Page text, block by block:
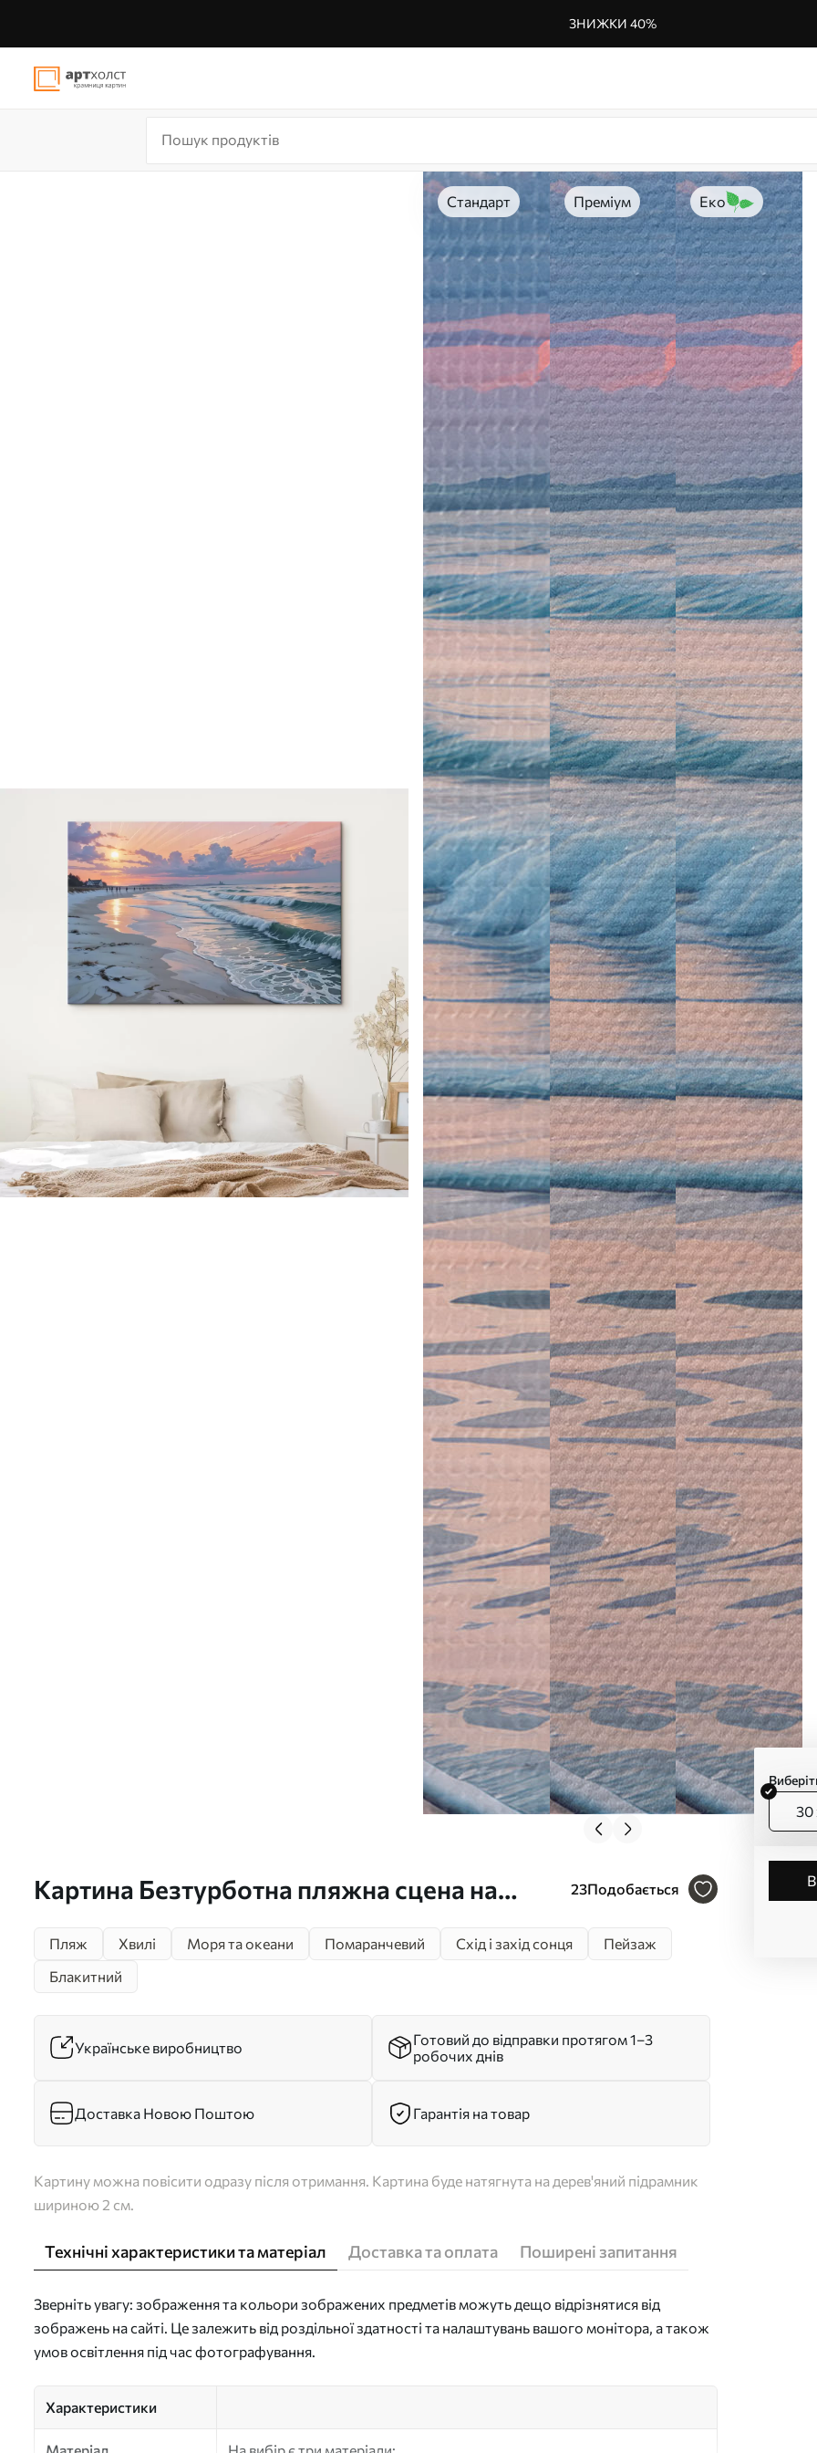
ЗНИЖКИ 40%
Стандарт Преміум Еко
Картина Безтурботна пляжна сцена на
набігають на піщаний берег Арт. s40606
23Подобається
30
Пляж Хвилі Моря та океани Помаранчевий Схід і захід сонця
Пейзаж
Блакитний
Українське виробництво
Готовий до відправки протягом 1–3
робочих днів
Доставка Новою Поштою Гарантія на товар
Картину можна повісити одразу після отримання. Картина буде натягнута на дерев'яний підрамник
шириною 2 см.
Технічні характеристики та матеріал Доставка та оплата Поширені запитання
Зверніть увагу: зображення та кольори зображених предметів можуть дещо відрізнятися від
зображень на сайті. Це залежить від роздільної здатності та налаштувань вашого монітора, а також
умов освітлення під час фотографування.
Характеристики